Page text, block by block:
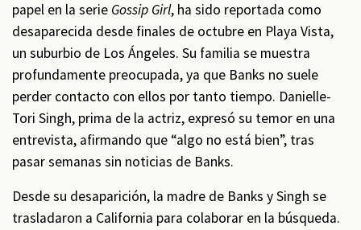
papel en la serie Gossip Girl, ha sido reportada como
desaparecida desde finales de octubre en Playa Vista,
un suburbio de Los Ángeles. Su familia se muestra
profundamente preocupada, ya que Banks no suele
perder contacto con ellos por tanto tiempo. Danielle-
Tori Singh, prima de la actriz, expresó su temor en una
entrevista, afirmando que “algo no está bien”, tras
pasar semanas sin noticias de Banks.
Desde su desaparición, la madre de Banks y Singh se
trasladaron a California para colaborar en la búsqueda.